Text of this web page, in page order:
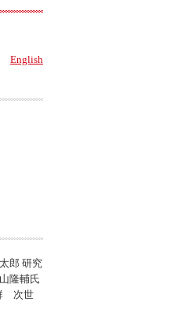
English
郎 研究
隆輔氏
次世